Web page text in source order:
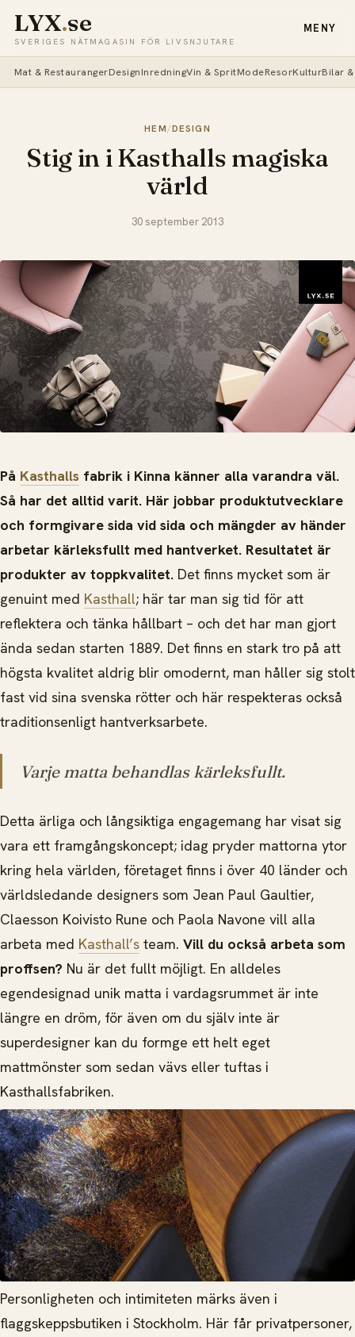
LYX.se
SVERIGES NÄTMAGASIN FÖR LIVSNJUTARE
MENY
Mat & RestaurangerDesignInredningVin & SpritModeResorKulturBilar
HEM/DESIGN
Stig in i Kasthalls magiska
värld
30 september 2013
På Kasthalls fabrik i Kinna känner alla varandra väl.
Så har det alltid varit. Här jobbar produktutvecklare
och formgivare sida vid sida och mängder av händer
arbetar kärleksfullt med hantverket. Resultatet är
produkter av toppkvalitet. Det finns mycket som är
genuint med Kasthall; här tar man sig tid för att
reflektera och tänka hållbart – och det har man gjort
ända sedan starten 1889. Det finns en stark tro på att
högsta kvalitet aldrig blir omodernt, man håller sig stolt
fast vid sina svenska rötter och här respekteras också
traditionsenligt hantverksarbete.
Varje matta behandlas kärleksfullt.
Detta ärliga och långsiktiga engagemang har visat sig
vara ett framgångskoncept; idag pryder mattorna ytor
kring hela världen, företaget finns i över 40 länder och
världsledande designers som Jean Paul Gaultier,
Claesson Koivisto Rune och Paola Navone vill alla
arbeta med Kasthall’s team. Vill du också arbeta som
proffsen? Nu är det fullt möjligt. En alldeles
egendesignad unik matta i vardagsrummet är inte
längre en dröm, för även om du själv inte är
superdesigner kan du formge ett helt eget
mattmönster som sedan vävs eller tuftas i
Kasthallsfabriken.
Personligheten och intimiteten märks även i
flaggskeppsbutiken i Stockholm. Här får privatpersoner,